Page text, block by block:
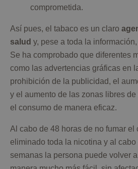
comprometida.
Así pues, el tabaco es un claro
salud y, pese a toda la
Se ha comprobado que diferentes
como las advertencias gráficas en
prohibición de la publicidad, el
y el aumento de las zonas libres
el consumo de manera eficaz.
Al cabo de 48 horas de no fumar el
eliminado toda la nicotina y al
semanas la persona puede volver